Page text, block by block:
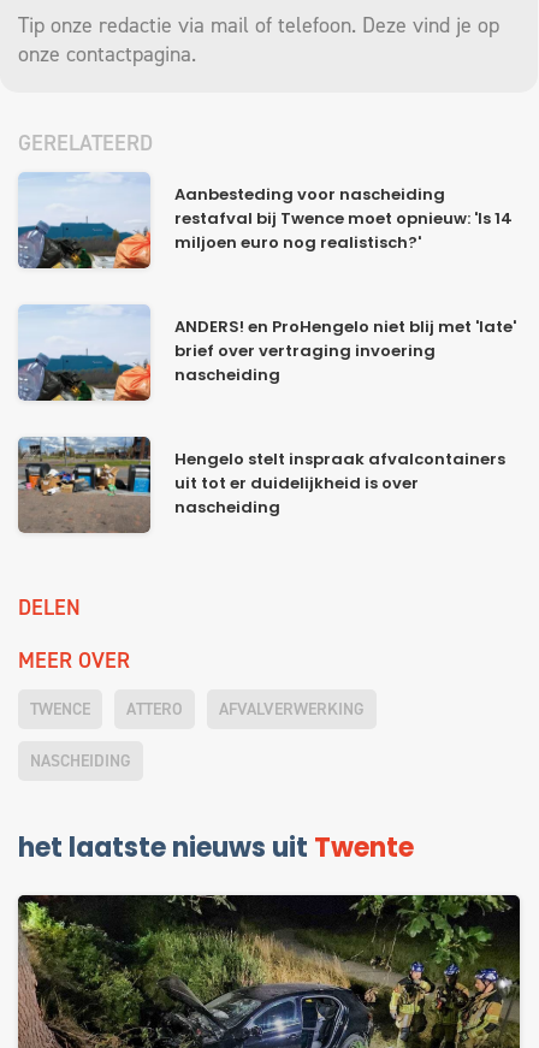
Tip onze redactie via mail of telefoon. Deze vind je op
onze contactpagina.
GERELATEERD
Aanbesteding voor nascheiding
restafval bij Twence moet opnieuw: 'Is 14
miljoen euro nog realistisch?'
ANDERS! en ProHengelo niet blij met 'late'
brief over vertraging invoering
nascheiding
Hengelo stelt inspraak afvalcontainers
uit tot er duidelijkheid is over
nascheiding
DELEN
MEER OVER
TWENCE ATTERO AFVALVERWERKING
NASCHEIDING
het laatste nieuws uit Twente